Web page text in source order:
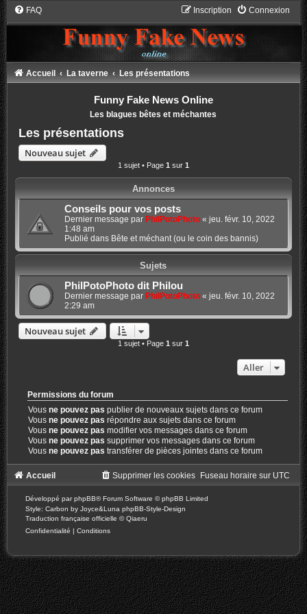
FAQ Connexion
Inscription
Accueil La taverne Les présentations
Funny Fake News Online
Les blagues bêtes et méchantes
Les présentations
Nouveau sujet
1 sujet • Page 1 sur 1
Annonces
Conseils pour vos posts
Dernier message par PhilPotoPhoto« jeu. févr. 10, 2022
1:48 am
Publié dans Bête et méchant (ou le coin des bannis)
Sujets
PhilPotoPhoto dit Philou
Dernier message par PhilPotoPhoto« jeu. févr. 10, 2022
2:29 am
Nouveau sujet
1 sujet • Page 1 sur 1
Aller
Permissions du forum
Vousne pouvez pas publier de nouveaux sujets dans ce forum
Vousne pouvez pas répondre aux sujets dans ce forum
Vousne pouvez pas modifier vos messages dans ce forum
Vousne pouvez pas supprimer vos messages dans ce forum
Vousne pouvez pas transférer de pièces jointes dans ce forum
Accueil Fuseau horaire sur UTC
Supprimer les cookies
Développé parphpBB® Forum Software © phpBB Limited
Style: Carbon by Joyce&Luna phpBB-Style-Design
Traduction française officielle ©Qiaeru
Confidentialité | Conditions